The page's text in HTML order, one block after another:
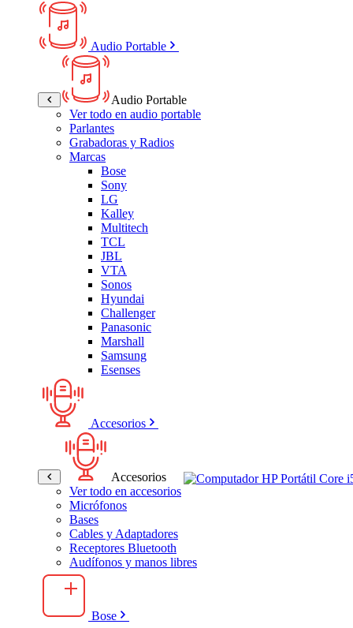
Audio Portable
Audio Portable
Ver todo en audio portable
Parlantes
Grabadoras y Radios
Marcas
Bose
Sony
LG
Kalley
Multitech
TCL
JBL
VTA
Sonos
Hyundai
Challenger
Panasonic
Marshall
Samsung
Esenses
Accesorios
Accesorios
Ver todo en accesorios
Micrófonos
Bases
Cables y Adaptadores
Receptores Bluetooth
Audífonos y manos libres
Bose